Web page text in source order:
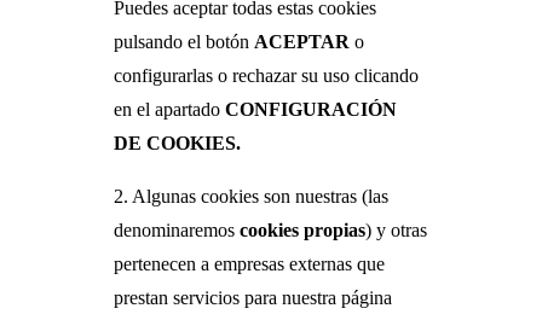
Puedes aceptar todas estas cookies
pulsando el botón ACEPTAR o
configurarlas o rechazar su uso clicando
en el apartadoCONFIGURACIÓN
DE COOKIES.
2. Algunas cookies son nuestras (las
denominaremoscookies propias) y otras
pertenecen a empresas externas que
prestan servicios para nuestra página